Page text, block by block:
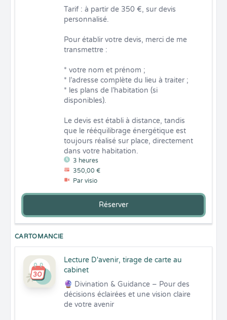
3 heures
350,00 €
Par visio
Tarif : à partir de 350 €, sur devis
personnalisé.
Pour établir votre devis, merci de me
transmettre :
* votre nom et prénom ;
* l’adresse complète du lieu à traiter ;
* les plans de l’habitation (si
disponibles).
Le devis est établi à distance, tandis
que le rééquilibrage énergétique est
toujours réalisé sur place, directement
dans votre habitation.
Réserver
CARTOMANCIE
Lecture D'avenir, tirage de carte au
cabinet
🔮 Divination & Guidance – Pour des
décisions éclairées et une vision claire
de votre avenir